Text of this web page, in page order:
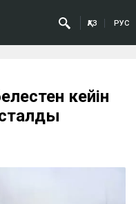
ҚАЗ РУС
кейін